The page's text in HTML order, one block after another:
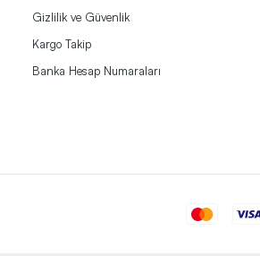
Gizlilik ve Güvenlik
Kargo Takip
Banka Hesap Numaraları